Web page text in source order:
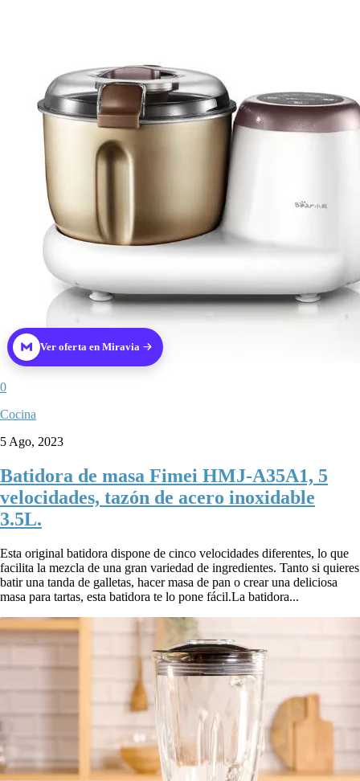
Ver oferta en Miravia
0
Cocina
5 Ago, 2023
Batidora de masa Fimei HMJ-A35A1, 5
velocidades, tazón de acero inoxidable
3.5L.
Esta original batidora dispone de cinco velocidades diferentes, lo que
facilita la mezcla de una gran variedad de ingredientes. Tanto si quieres
batir una tanda de galletas, hacer masa de pan o crear una deliciosa
masa para tartas, esta batidora te lo pone fácil.La batidora...